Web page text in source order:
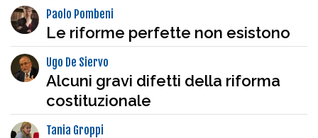
Paolo Pombeni
Le riforme perfette non esistono
Ugo De Siervo
Alcuni gravi difetti della riforma
costituzionale
Tania Groppi